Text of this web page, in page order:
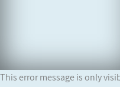
This error message is only